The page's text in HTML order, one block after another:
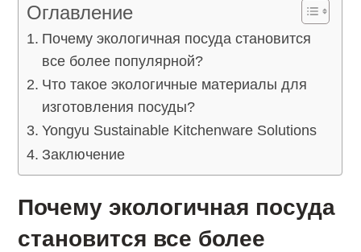
Оглавление
Почему экологичная посуда становится
все более популярной?
Что такое экологичные материалы для
изготовления посуды?
Yongyu Sustainable Kitchenware Solutions
Заключение
Почему экологичная посуда
становится все более